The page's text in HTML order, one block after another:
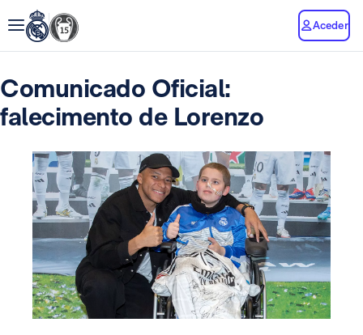
Aceder
Comunicado Oficial:
falecimento de Lorenzo